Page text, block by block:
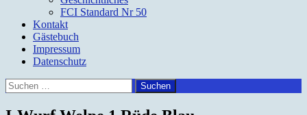
FCI Standard Nr 50
Kontakt
Gästebuch
Impressum
Datenschutz
Suchen
nach: